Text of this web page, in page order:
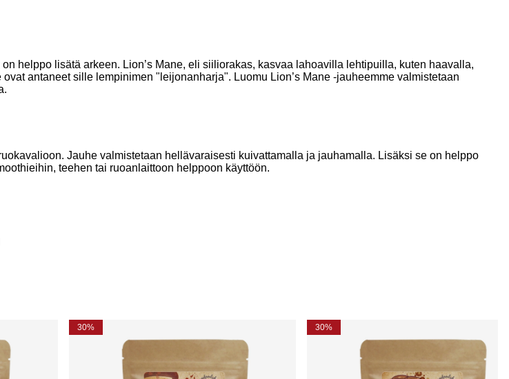
helppo lisätä arkeen. Lion’s Mane, eli siiliorakas, kasvaa lahoavilla lehtipuilla, kuten haavalla,
antaneet sille lempinimen "leijonanharja". Luomu Lion’s Mane -jauheemme valmistetaan
Jauhe valmistetaan hellävaraisesti kuivattamalla ja jauhamalla. Lisäksi se on helppo
teehen tai ruoanlaittoon helppoon käyttöön.
30% 30%